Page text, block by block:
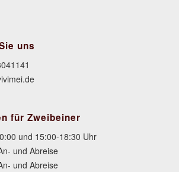
uns
für Zweibeiner
und 15:00-18:30 Uhr
und Abreise
und Abreise